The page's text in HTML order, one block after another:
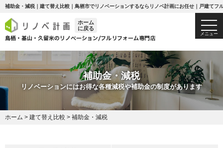
補助金・減税｜建て替え比較｜鳥栖市でリノベーションするならリノベ計画にお任せ｜戸建てフ
ホーム
に戻る
メニュー
補助金・減税
リノベーションにはお得な各種減税や補助金の制度があります
ホーム > 建て替え比較 > 補助金・減税